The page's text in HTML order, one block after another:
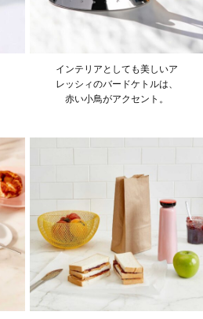
インテリアとしても美しいア
レッシィのバードケトルは、
赤い小鳥がアクセント。